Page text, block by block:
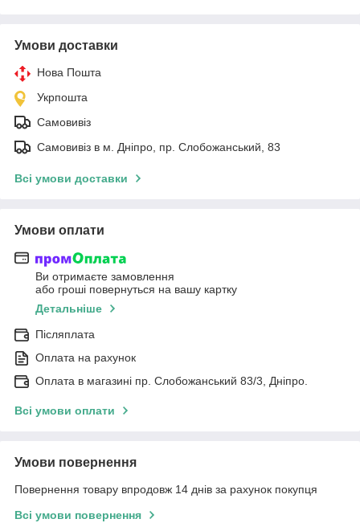
Умови доставки
Нова Пошта
Укрпошта
Самовивіз
Самовивіз в м. Дніпро, пр. Слобожанський, 83
Всі умови доставки
Умови оплати
Ви отримаєте замовлення
або гроші повернуться на вашу картку
Детальніше
Післяплата
Оплата на рахунок
Оплата в магазині пр. Слобожанський 83/3, Дніпро.
Всі умови оплати
Умови повернення
Повернення товару впродовж 14 днів за рахунок покупця
Всі умови повернення